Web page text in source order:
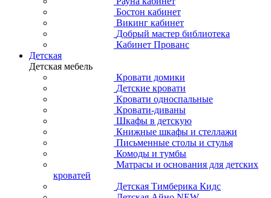
Бостон кабинет
Викинг кабинет
Добрый мастер библиотека
Кабинет Прованс
Детская
Детская мебель
Кровати домики
Детские кровати
Кровати односпальные
Кровати-диваны
Шкафы в детскую
Книжные шкафы и стеллажи
Письменные столы и стулья
Комоды и тумбы
Матрасы и основания для детских
кроватей
Детская Тимберика Кидс